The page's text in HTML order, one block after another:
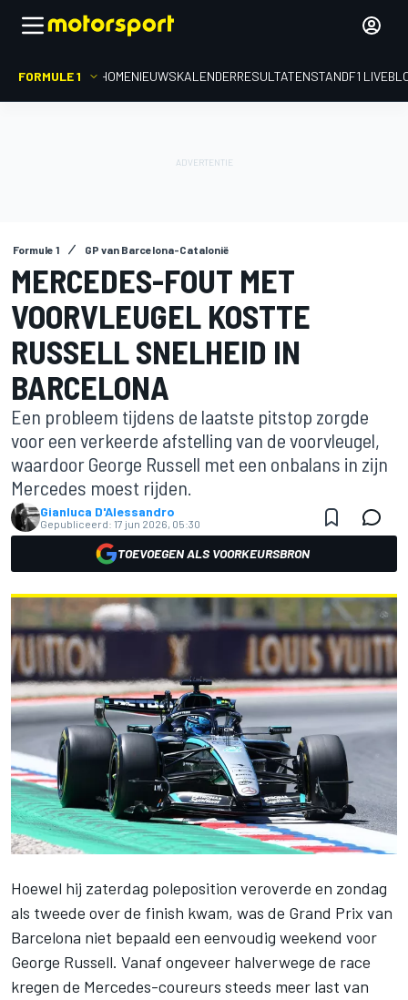
FORMULE 1 HOMENIEUWSKALENDERRESULTATENSTANDF1
Formule 1 GP van Barcelona-Catalonië
MERCEDES-FOUT MET
VOORVLEUGEL KOSTTE
RUSSELL SNELHEID IN
BARCELONA
Een probleem tijdens de laatste pitstop zorgde
voor een verkeerde afstelling van de voorvleugel,
waardoor George Russell met een onbalans in zijn
Mercedes moest rijden.
Gianluca D'Alessandro
Gepubliceerd: 17 jun 2026, 05:30
TOEVOEGEN ALS VOORKEURSBRON
Hoewel hij zaterdag poleposition veroverde en zondag
als tweede over de finish kwam, was de Grand Prix van
Barcelona niet bepaald een eenvoudig weekend voor
George Russell. Vanaf ongeveer halverwege de race
kregen de Mercedes-coureurs steeds meer last van